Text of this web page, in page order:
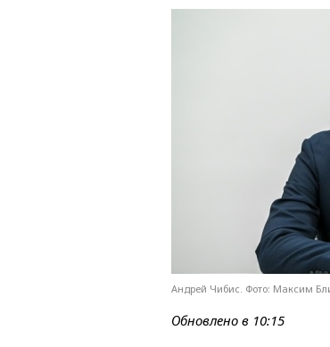
Андрей Чибис. Фото: Максим
Обновлено в 10:15